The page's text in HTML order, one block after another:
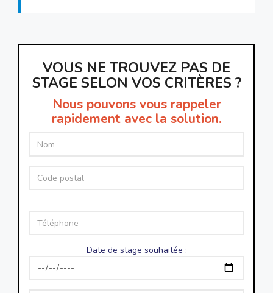
VOUS NE TROUVEZ PAS DE
STAGE SELON VOS CRITÈRES ?
Nous pouvons vous rappeler
rapidement avec la solution.
Date de stage souhaitée :